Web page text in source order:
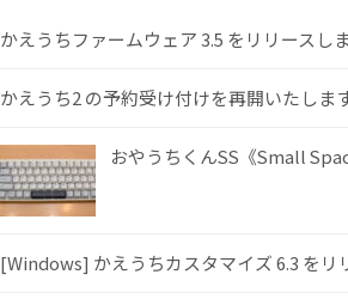
かえうちファームウェア 3.5 をリリースし
かえうち2 の予約受け付けを再開いたしま
おやうちくんSS《Small
[Windows] かえうちカスタマイズ 6.3 をリ